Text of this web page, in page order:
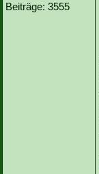
Beiträge: 3555